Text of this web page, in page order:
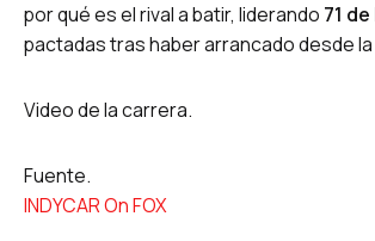
por qué es el rival a batir, liderando 71
pactadas tras haber arrancado desde la
Video de la carrera.
Fuente.
INDYCAR On FOX